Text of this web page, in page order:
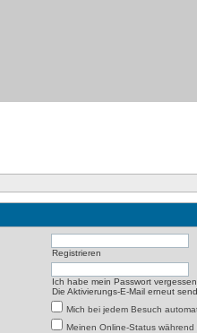
Registrieren
Ich habe mein Passwort vergessen
Die Aktivierungs-E-Mail erneut
Mich bei jedem Besuch
Meinen Online-Status